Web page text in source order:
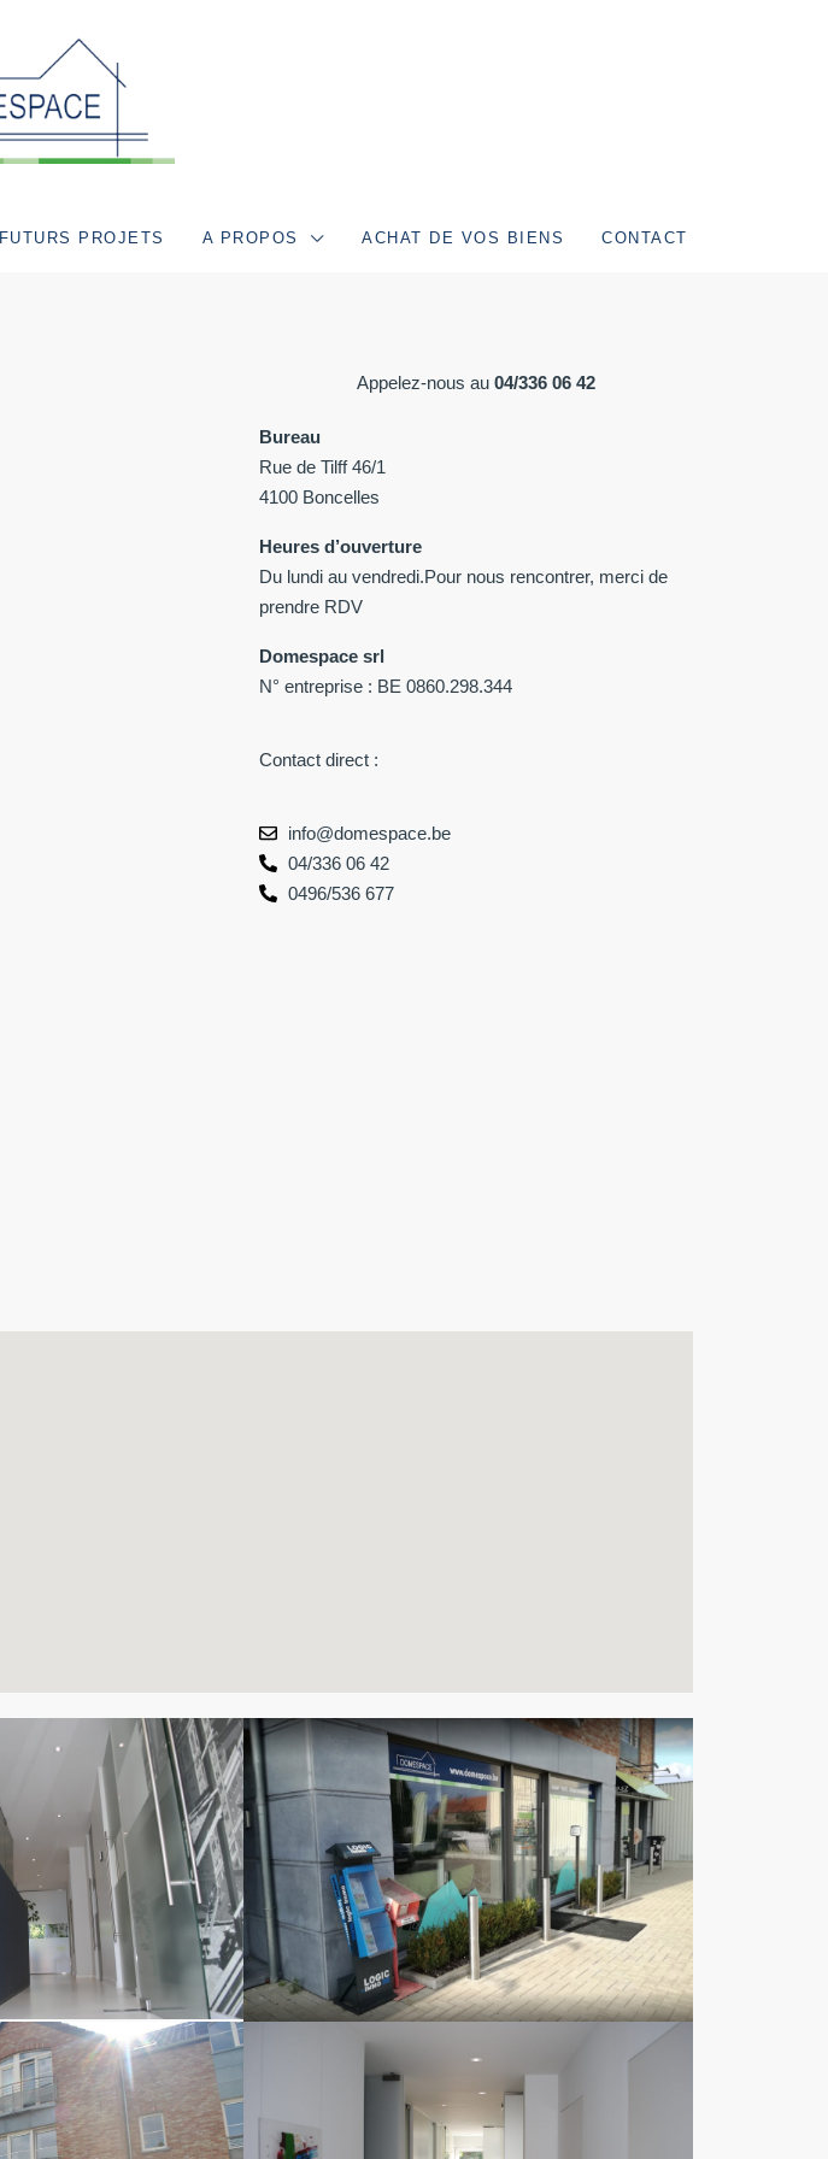
FUTURS PROJETS A PROPOS ACHAT DE VOS BIENS CONTACT
Appelez-nous au 04/336 06 42
Bureau
Rue de Tilff 46/1
4100 Boncelles
Heures d’ouverture
Du lundi au vendredi.Pour nous rencontrer, merci de
prendre RDV
Domespace srl
N° entreprise : BE 0860.298.344
Contact direct :
info@domespace.be
04/336 06 42
0496/536 677